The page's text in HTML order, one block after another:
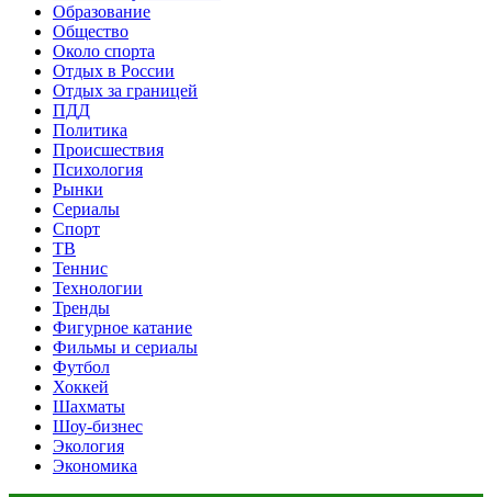
Образование
Общество
Около спорта
Отдых в России
Отдых за границей
ПДД
Политика
Происшествия
Психология
Рынки
Сериалы
Спорт
ТВ
Теннис
Технологии
Тренды
Фигурное катание
Фильмы и сериалы
Футбол
Хоккей
Шахматы
Шоу-бизнес
Экология
Экономика